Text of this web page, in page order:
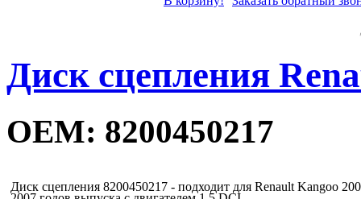
Диск сцепления
OEM: 8200450217
Диск сцепления 8200450217 - подходит для Renault Kangoo